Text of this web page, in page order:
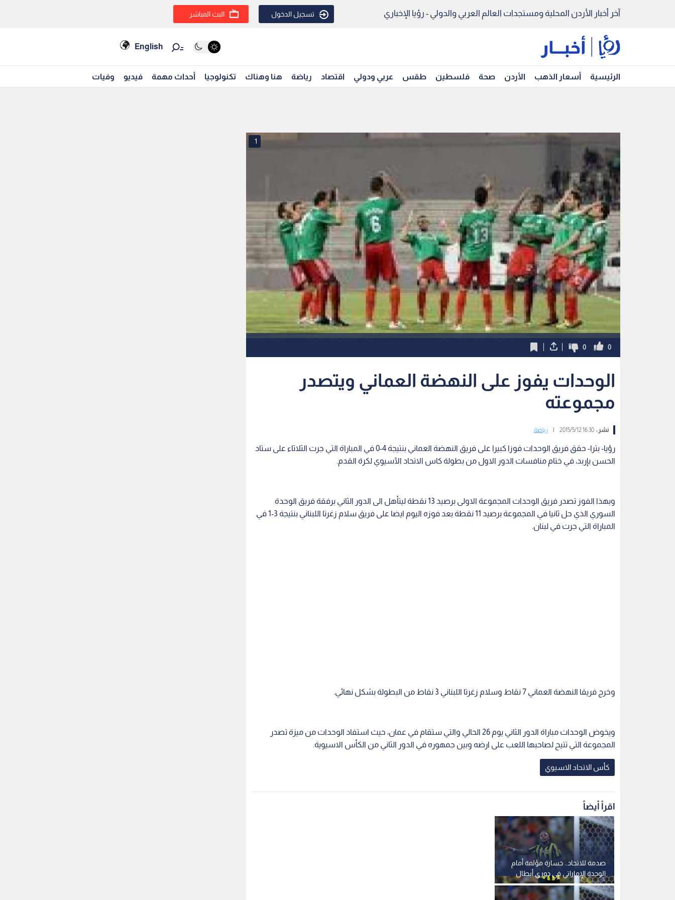
آخر أخبار الأردن المحلية ومستجدات العالم العربي والدولي - رؤيا الإخباري تسجيل الدخول البث المباشر
English
الرئيسية أسعار الذهب الأردن صحة فلسطين طقس عربي ودولي اقتصاد رياضة هنا وهناك تكنولوجيا أحداث مهمة فيديو وفيات
1
0
0
الوحدات يفوز على النهضة العماني ويتصدر
مجموعته
نشر :16:30 2015/5/12 رياضة
رؤيا- بترا- حقق فريق الوحدات فوزا كبيرا على فريق النهضة العماني بنتيجة 4-0 في المباراة التي جرت الثلاثاء على ستاد
الحسن بإربد، في ختام منافسات الدور الاول من بطولة كاس الاتحاد الآسيوي لكرة القدم.
وبهذا الفوز تصدر فريق الوحدات المجموعة الاولى برصيد 13 نقطة ليتأهل الى الدور الثاني برفقة فريق الوحدة
السوري الذي حل ثانيا في المجموعة برصيد 11 نقطة بعد فوزه اليوم ايضا على فريق سلام زغرتا اللبناني بنتيجة 3-1 في
المباراة التي جرت في لبنان.
وخرج فريقا النهضة العماني 7 نقاط وسلام زغرتا اللبناني 3 نقاط من البطولة بشكل نهائي.
ويخوض الوحدات مباراة الدور الثاني يوم 26 الحالي والتي ستقام في عمان، حيث استفاد الوحدات من ميزة تصدر
المجموعة التي تتيح لصاحبها اللعب على ارضه وبين جمهوره في الدور الثاني من الكأس الاسيوية.
كأس الاتحاد الاسيوي
اقرأ أيضاً
صدمة للاتحاد.. خسارة مؤلمة أمام
الوحدة الإماراتي في دوري أبطال
آسيا